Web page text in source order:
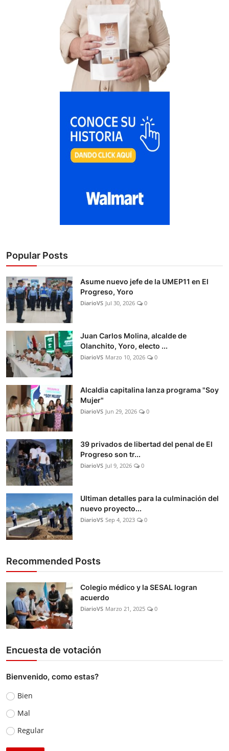
Popular Posts
Asume nuevo jefe de la UMEP11 en El
Progreso, Yoro
DiarioVS Jul 30, 2026 0
Juan Carlos Molina, alcalde de
Olanchito, Yoro, electo ...
DiarioVS Marzo 10, 2026 0
Alcaldia capitalina lanza programa "Soy
Mujer"
DiarioVS Jun 29, 2026 0
39 privados de libertad del penal de El
Progreso son tr...
DiarioVS Jul 9, 2026 0
Ultiman detalles para la culminación del
nuevo proyecto...
DiarioVS Sep 4, 2023 0
Recommended Posts
Colegio médico y la SESAL logran
acuerdo
DiarioVS Marzo 21, 2025 0
Encuesta de votación
Bienvenido, como estas?
Bien
Mal
Regular